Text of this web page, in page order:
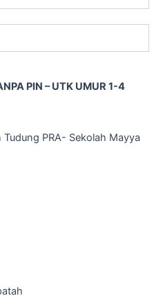
PIN – UTK UMUR 1-4
PRA- Sekolah Mayya